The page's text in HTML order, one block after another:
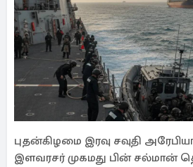
புதன்கிழமை இரவு சவுதி
இளவரசர் முகமது பின் சல்மான்